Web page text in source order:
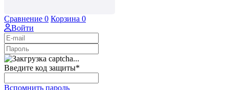
Сравнение 0 Корзина 0
Войти
Введите код защиты*
Вспомнить пароль